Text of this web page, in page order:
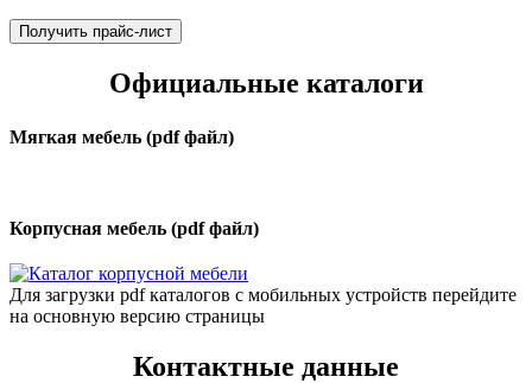
Получить прайс-лист
Официальные каталоги
Мягкая мебель (pdf файл)
Корпусная мебель (pdf файл)
Для загрузки pdf каталогов с мобильных устройств перейдите
на основную версию страницы
Контактные данные